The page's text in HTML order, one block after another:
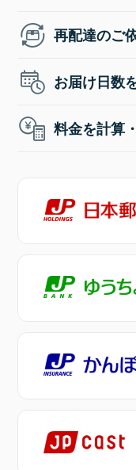
再配達のご
お届け日数
料金を計算